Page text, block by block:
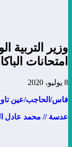
وزير التربية
امتحانات
8 يوليو، 2020
فاس/الحاجب/عين
عدسة // محمد عادل